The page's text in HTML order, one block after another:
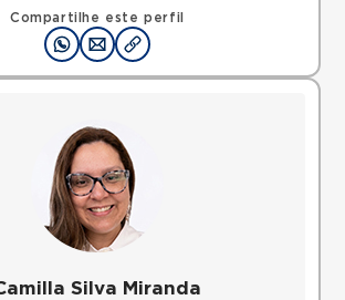
Compartilhe este perfil
Silva Miranda